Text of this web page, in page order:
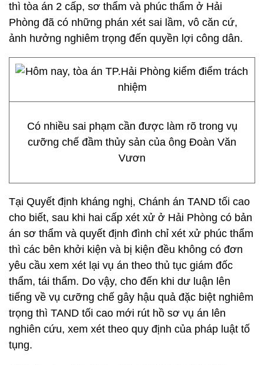
thì tòa án 2 cấp, sơ thẩm và phúc thẩm ở Hải
Phòng đã có những phán xét sai lầm, vô căn cứ,
ảnh hưởng nghiêm trọng đến quyền lợi công dân.
Có nhiều sai phạm cần được làm rõ trong vụ
cưỡng chế đầm thủy sản của ông Đoàn Văn
Vươn
Tại Quyết định kháng nghị, Chánh án TAND tối cao
cho biết, sau khi hai cấp xét xử ở Hải Phòng có bản
án sơ thẩm và quyết định đình chỉ xét xử phúc thẩm
thì các bên khởi kiện và bị kiện đều không có đơn
yêu cầu xem xét lại vụ án theo thủ tục giám đốc
thẩm, tái thẩm. Do vậy, cho đến khi dư luận lên
tiếng về vụ cưỡng chế gây hậu quả đặc biệt nghiêm
trọng thì TAND tối cao mới rút hồ sơ vụ án lên
nghiên cứu, xem xét theo quy định của pháp luật tố
tụng.